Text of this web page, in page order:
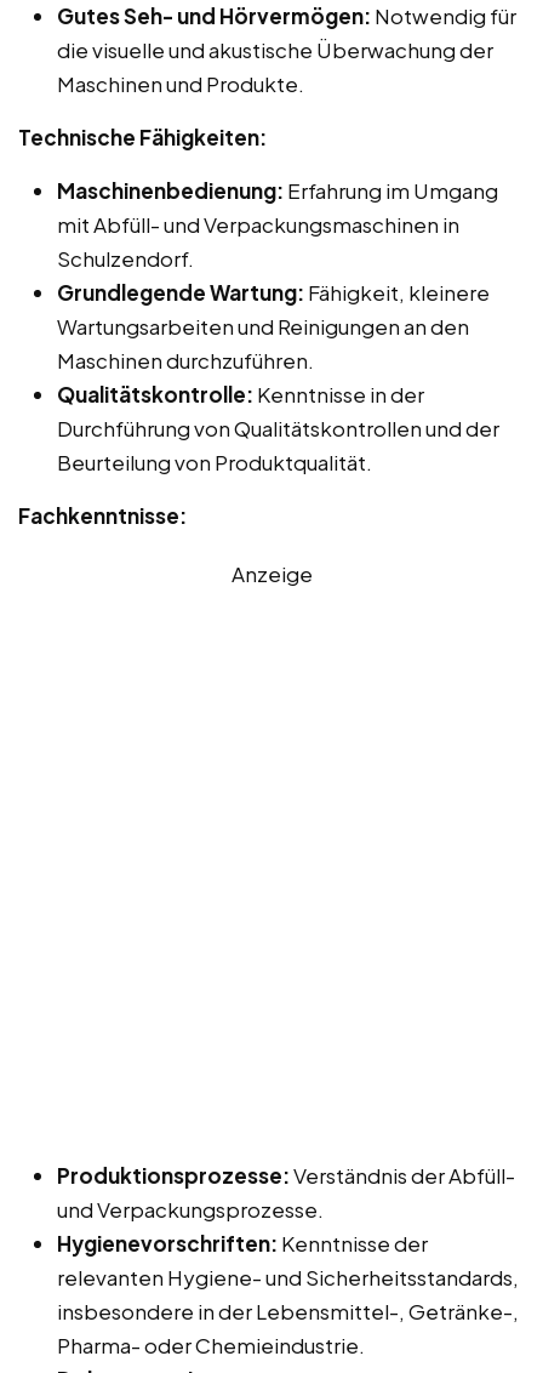
Gutes Seh- und Hörvermögen: Notwendig für
die visuelle und akustische Überwachung der
Maschinen und Produkte.
Technische Fähigkeiten:
Maschinenbedienung: Erfahrung im Umgang
mit Abfüll- und Verpackungsmaschinen in
Schulzendorf.
Grundlegende Wartung: Fähigkeit, kleinere
Wartungsarbeiten und Reinigungen an den
Maschinen durchzuführen.
Qualitätskontrolle: Kenntnisse in der
Durchführung von Qualitätskontrollen und der
Beurteilung von Produktqualität.
Fachkenntnisse:
Anzeige
Produktionsprozesse:Verständnis der Abfüll-
und Verpackungsprozesse.
Hygienevorschriften: Kenntnisse der
relevanten Hygiene- und Sicherheitsstandards,
insbesondere in der Lebensmittel-, Getränke-,
Pharma- oder Chemieindustrie.